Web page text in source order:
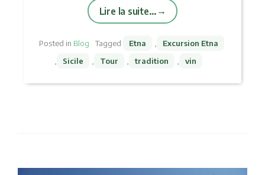
Lire la suite…
Posted in Blog Tagged Etna
Excursion Etna
Sicile Tour tradition vin